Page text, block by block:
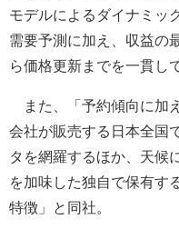
モデルによるダイナミッ
需要予測に加え、収益の
ら価格更新までを一貫し
また、「予約傾向に加
会社が販売する日本全国
タを網羅するほか、天候
を加味した独自で保有す
特徴」と同社。